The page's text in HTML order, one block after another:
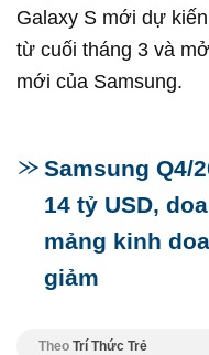
Galaxy S mới dự
từ cuối tháng 3 và
mới của Samsung.
Samsung Q4/
14 tỷ USD,
mảng kinh
giảm
Theo Trí Thức Trẻ